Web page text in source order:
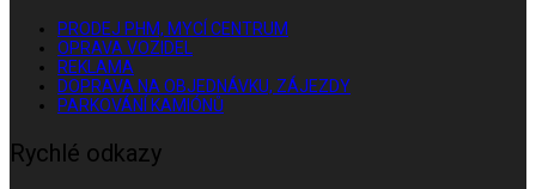
PRODEJ PHM, MYCÍ CENTRUM
OPRAVA VOZIDEL
REKLAMA
DOPRAVA NA OBJEDNÁVKU, ZÁJEZDY
PARKOVÁNÍ KAMIÓNŮ
Rychlé odkazy